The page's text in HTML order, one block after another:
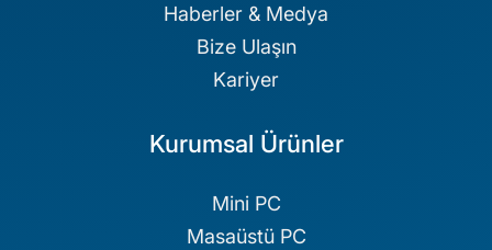
Haberler & Medya
Bize Ulaşın
Kariyer
Kurumsal Ürünler
Mini PC
Masaüstü PC